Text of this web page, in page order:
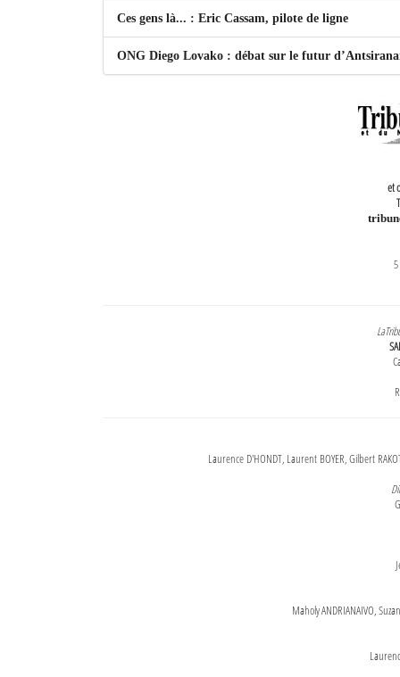
Ces gens là... : Eric Cassam, pilote de ligne
ONG Diego Lovako : débat sur le futur
et
Laurence D'HONDT, Laurent BOYER, Gilbert
Maholy ANDRIANAIVO,